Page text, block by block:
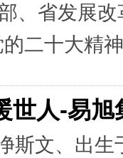
、省发展
的二十大精
世人-易
斯文、出